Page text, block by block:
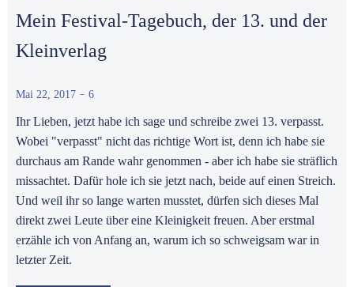
Mein Festival-Tagebuch, der 13. und der
Kleinverlag
Mai 22, 2017 - 6
Ihr Lieben, jetzt habe ich sage und schreibe zwei 13. verpasst.
Wobei "verpasst" nicht das richtige Wort ist, denn ich habe sie
durchaus am Rande wahr genommen - aber ich habe sie sträflich
missachtet. Dafür hole ich sie jetzt nach, beide auf einen Streich.
Und weil ihr so lange warten musstet, dürfen sich dieses Mal
direkt zwei Leute über eine Kleinigkeit freuen. Aber erstmal
erzähle ich von Anfang an, warum ich so schweigsam war in
letzter Zeit.